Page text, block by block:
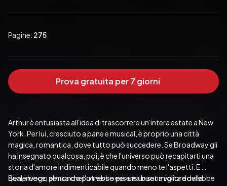
Pagine: 275
Prova gratuita per 7 giorni
Arthur è entusiasta all'idea di trascorrere un'intera estate a New
York. Per lui, cresciuto a pane e musical, è proprio una città
magica, romantica, dove tutto può succedere. Se Broadway gli
ha insegnato qualcosa, poi, è che l'universo può recapitarti una
storia d'amore indimenticabile quando meno te l'aspetti. E
quale luogo al mondo potrebbe essere un set migliore della
Ben, invece, pensa che l'universo per una buona volta dovrebbe